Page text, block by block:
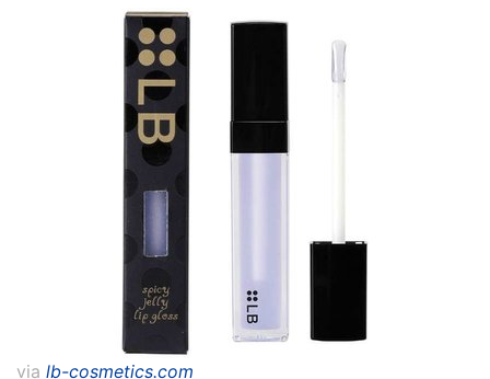
via lb-cosmetics.com